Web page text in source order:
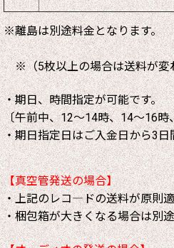
※離島は別途料金となります。
※（5枚以上の場合は送料が変
・期日、時間指定が可能です。
〔午前中、12～14時、14～16
・期日指定日はご入金日から3
【真空管発送の場合】
・上記のレコ―ドの送料が原則
・梱包箱が大きくなる場合は別